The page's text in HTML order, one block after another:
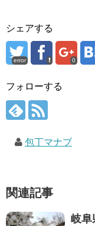
シェアする
error 0
フォローする
包丁マナブ
関連記事
岐阜